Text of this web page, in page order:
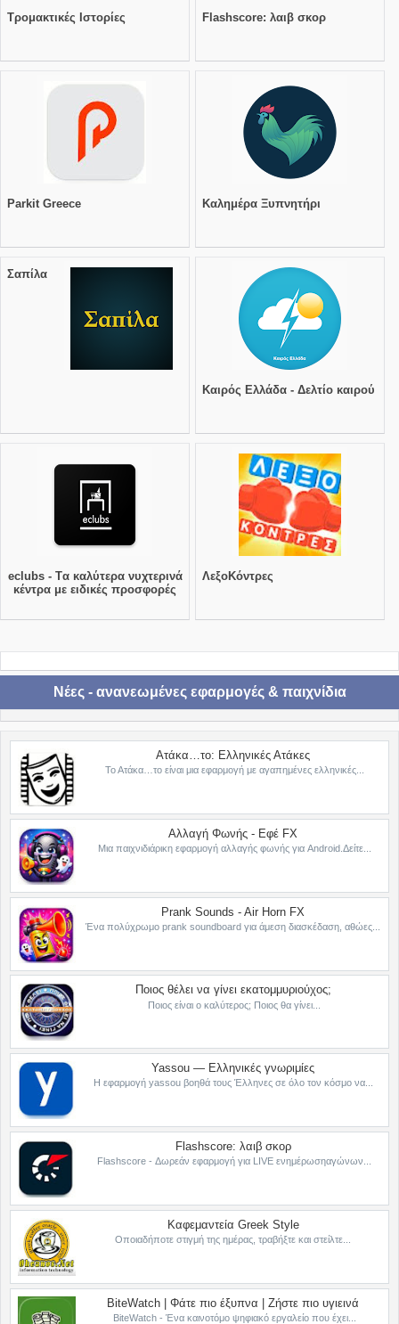
Τρομακτικές Ιστορίες Flashscore: λαιβ σκορ
Parkit Greece Καλημέρα Ξυπνητήρι
Σαπίλα
Καιρός Ελλάδα - Δελτίο καιρού
eclubs - Tα καλύτερα νυχτερινά
κέντρα με ειδικές προσφορές
ΛεξοΚόντρες
Νέες - ανανεωμένες εφαρμογές & παιχνίδια
Ατάκα…το: Ελληνικές Ατάκες
Το Ατάκα…το είναι μια εφαρμογή με αγαπημένες ελληνικές...
Αλλαγή Φωνής - Εφέ FX
Μια παιχνιδιάρικη εφαρμογή αλλαγής φωνής για Android.Δείτε...
Prank Sounds - Air Horn FX
Ένα πολύχρωμο prank soundboard για άμεση διασκέδαση, αθώες...
Ποιος θέλει να γίνει εκατομμυριούχος;
Ποιος είναι ο καλύτερος; Ποιος θα γίνει...
Yassou — Ελληνικές γνωριμίες
Η εφαρμογή yassou βοηθά τους Έλληνες σε όλο τον κόσμο να...
Flashscore: λαιβ σκορ
Flashscore - Δωρεάν εφαρμογή για LIVE ενημέρωσηαγώνων...
Καφεμαντεία Greek Style
Οποιαδήποτε στιγμή της ημέρας, τραβήξτε και στείλτε...
BiteWatch | Φάτε πιο έξυπνα | Ζήστε πιο υγιεινά
BiteWatch - Ένα καινοτόμο ψηφιακό εργαλείο που έχει...